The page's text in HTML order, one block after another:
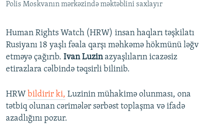
İZ - MƏDƏNIYYƏT PROQRAMI
MATERIALLARIMIZDAN ISTIFADƏ
BIZIMLƏ ƏLAQƏ
XƏBƏR BÜLLETENLƏRIMIZ
Polis Moskvanın mərkəzində məktəblini saxlayır
Human Rights Watch (HRW) insan haqları təşkilatı
Rusiyanı 18 yaşlı fəala qarşı məhkəmə hökmünü ləğv
etməyə çağırıb. Ivan Luzinazyaşlıların icazəsiz
etirazlara cəlbində təqsirli bilinib.
HRW bildirir ki, Luzinin mühakimə olunması, ona
tətbiq olunan cərimələr sərbəst toplaşma və ifadə
azadlığını pozur.